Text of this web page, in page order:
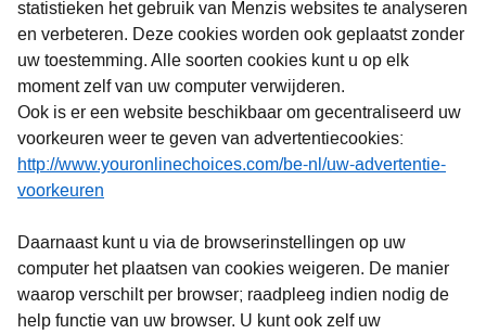
statistieken het gebruik van Menzis websites te analyseren
en verbeteren. Deze cookies worden ook geplaatst zonder
uw toestemming. Alle soorten cookies kunt u op elk
moment zelf van uw computer verwijderen.
Ook is er een website beschikbaar om gecentraliseerd uw
voorkeuren weer te geven van advertentiecookies:
http://www.youronlinechoices.com/be-nl/uw-advertentie-
voorkeuren
Daarnaast kunt u via de browserinstellingen op uw
computer het plaatsen van cookies weigeren. De manier
waarop verschilt per browser; raadpleeg indien nodig de
help functie van uw browser. U kunt ook zelf uw